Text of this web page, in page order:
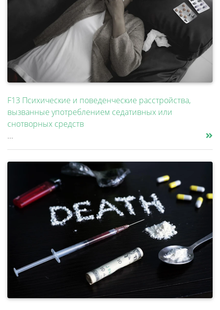
F13 Психические и поведенческие расстройства,
вызванные употреблением седативных или
снотворных средств
...